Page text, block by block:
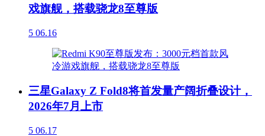
戏旗舰，搭载骁龙8至尊版
5 06.16
三星Galaxy Z Fold8将首发量产阔折叠设计，
2026年7月上市
5 06.17